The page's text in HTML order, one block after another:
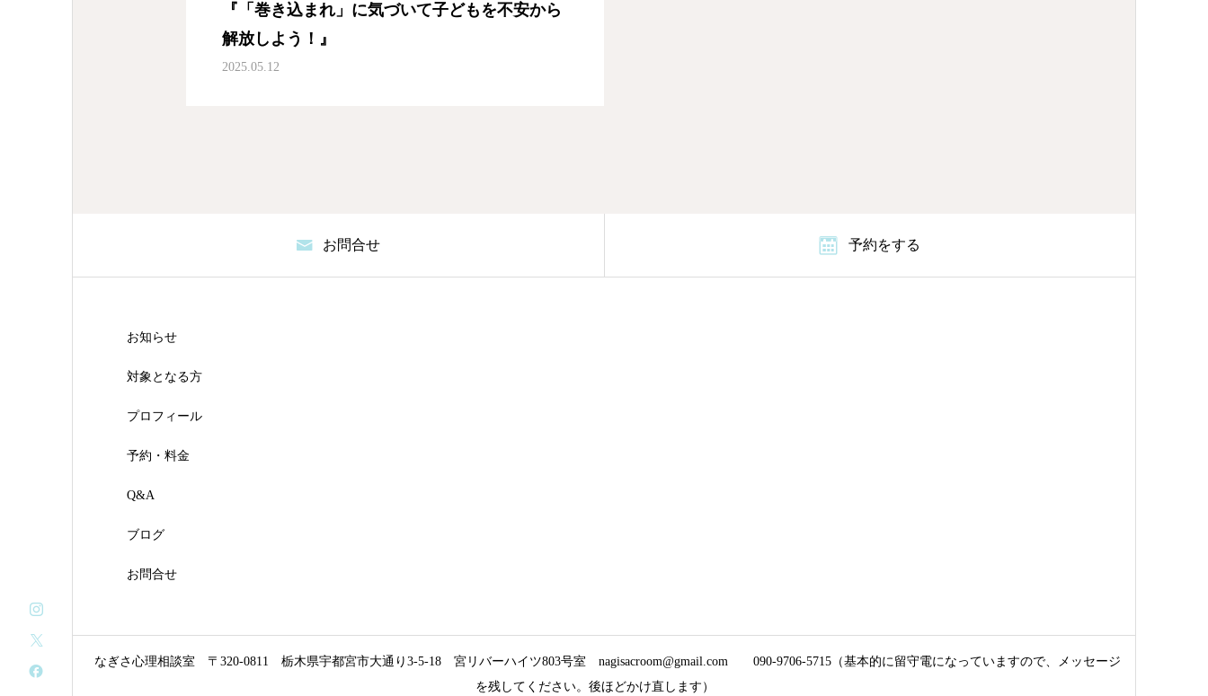
『「巻き込まれ」に気づいて子どもを不安から
解放しよう！』
2025.05.12
お問合せ 予約をする
お知らせ
対象となる方
プロフィール
予約・料金
Q&A
ブログ
お問合せ
なぎさ心理相談室 〒320-0811 栃木県宇都宮市大通り3-5-18 宮リバーハイツ803号室 nagisacroom@gmail.com
090-9706-5715（基本的に留守電になっていますので、メッセージ
を残してください。後ほどかけ直します）